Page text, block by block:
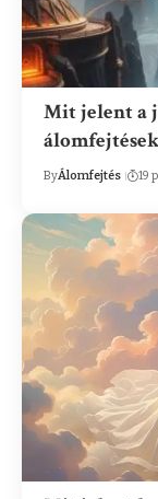
Mit jelent a
ByÁlomfejtés 19